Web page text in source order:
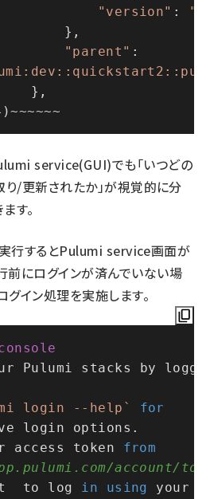
"version" :
                },
"parent"
            },
service(GUI)でも「いつどの
/更新されたか」が視覚的に分
す。
行するとPulumi service画面が
前にログインが済んでいない場
グイン処理を実施します。
Pulumi
login --help`
for
login options.
access token from
account/
to log
in using
your